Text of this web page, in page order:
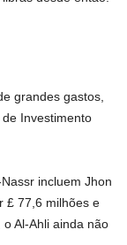
grandes gastos,
Investimento
incluem Jhon
£ 77,6 milhões e
Al-Ahli ainda não